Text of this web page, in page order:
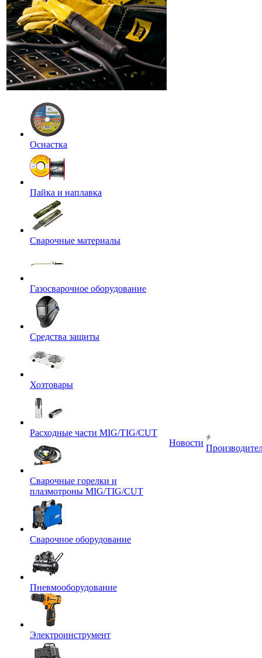
Оснастка
Пайка и наплавка
Сварочные материалы
Газосварочное оборудование
Средства защиты
Хозтовары
Расходные части MIG/TIG/CUT
Сварочные горелки и
плазмотроны MIG/TIG/CUT
Сварочное оборудование
Пневмооборудование
Электроинструмент
Новости